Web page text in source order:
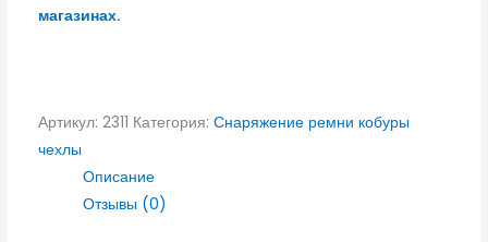
магазинах.
Артикул: 2311 Категория: Снаряжение ремни кобуры
чехлы
Описание
Отзывы (0)